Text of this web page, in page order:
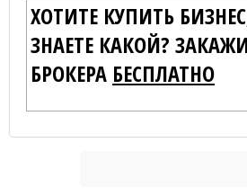
ХОТИТЕ КУПИТЬ
ЗНАЕТЕ КАКОЙ?
БРОКЕРА БЕСПЛАТНО